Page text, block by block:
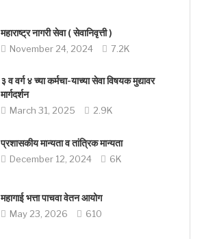
महाराष्ट्र नागरी सेवा ( सेवानिवृत्ती )
November 24, 2024 7.2K
३ व वर्ग ४ च्या कर्मचा-याच्या सेवा विषयक मुद्यावर
मार्गदर्शन
March 31, 2025 2.9K
प्रशासकीय मान्यता व तांत्रिक मान्यता
December 12, 2024 6K
महागाई भत्ता पाचवा वेतन आयोग
May 23, 2026 610